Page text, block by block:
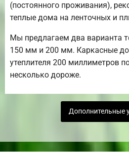
(постоянного проживания),
теплые дома на ленточных и
Мы предлагаем два варианта
150 мм и 200 мм. Каркасные
утеплителя 200 миллиметров
несколько дороже.
Дополнительные